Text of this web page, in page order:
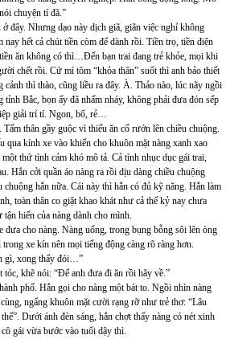
chuyện tí đã.”
ở đây. Nhưng dạo này dịch giã, giãn việc nghỉ không
hết cả chút tiền còm để dành rồi. Tiền trọ, tiền điện
ăn không có thì…Đến bạn trai đang trẻ khỏe, mọi khi
chết rồi. Cứ mì tôm “khỏa thân” suốt thì anh bảo thiết
cảnh thì thào, cũng liều ra đây. À. Thảo nào, lúc nãy ngồi
tỉnh Bắc, bọn ấy đã nhấm nháy, không phải đưa đón sếp
giải trí tí. Ngon, bổ, rẻ…
thân gầy guộc vì thiếu ăn cố rướn lên chiều chuộng.
qua kính xe vào khiến cho khuôn mặt nàng xanh xao
thứ tình cảm khó mô tả. Cả tình nhục dục gái trai,
Hắn cởi quần áo nàng ra rồi dịu dàng chiều chuộng
chuộng hắn nữa. Cái này thì hắn có đủ kỹ năng. Hắn làm
toàn thân co giật khao khát như cả thế kỷ nay chưa
hiến của nàng dành cho mình.
cho nàng. Nàng uống, trong bụng bỗng sôi lên òng
xe kín nên mọi tiếng động càng rõ ràng hơn.
gì, xong thấy đói…”
tóc, khẽ nói: “Để anh đưa đi ăn rồi hãy về.”
phố. Hắn gọi cho nàng một bát to. Ngồi nhìn nàng
ngẩng khuôn mặt cười rạng rỡ như trẻ thơ: “Lâu
Dưới ánh đèn sáng, hắn chợt thấy nàng có nét xinh
gái vừa bước vào tuổi dậy thì.